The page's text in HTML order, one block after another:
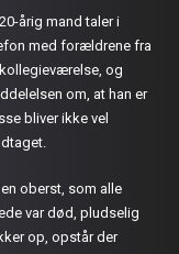
årig mand taler i
med forældrene fra
og
om, at han er
bliver ikke vel
oberst, som alle
var død, pludselig
op, opstår der